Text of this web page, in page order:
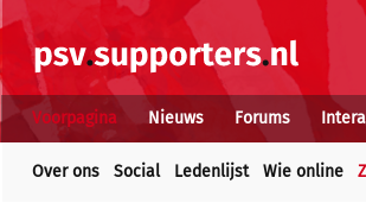
Voorpagina Nieuws Forums
Over ons Social Ledenlijst Wie online